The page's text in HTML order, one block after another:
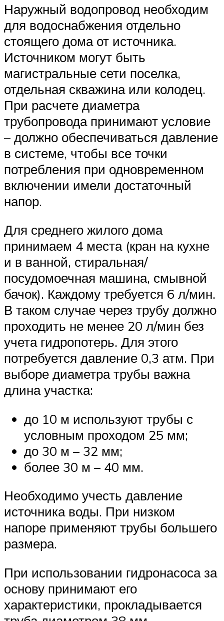
Наружный водопровод необходим
для водоснабжения отдельно
стоящего дома от источника.
Источником могут быть
магистральные сети поселка,
отдельная скважина или колодец.
При расчете диаметра
трубопровода принимают условие
– должно обеспечиваться давление
в системе, чтобы все точки
потребления при одновременном
включении имели достаточный
напор.
Для среднего жилого дома
принимаем 4 места (кран на кухне
и в ванной, стиральная/
посудомоечная машина, смывной
бачок). Каждому требуется 6 л/мин.
В таком случае через трубу должно
проходить не менее 20 л/мин без
учета гидропотерь. Для этого
потребуется давление 0,3 атм. При
выборе диаметра трубы важна
длина участка:
до 10 м используют трубы с
условным проходом 25 мм;
до 30 м – 32 мм;
более 30 м – 40 мм.
Необходимо учесть давление
источника воды. При низком
напоре применяют трубы большего
размера.
При использовании гидронасоса за
основу принимают его
характеристики, прокладывается